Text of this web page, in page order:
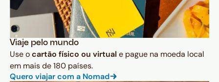
Viaje pelo mundo
Use ocartão físico ou virtual e pague na moeda local
em mais de 180 países.
Quero viajar com a Nomad